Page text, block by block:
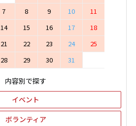
7 8 9 10
11
14 15 16 17
18
21 22 23 24
25
28 29 30 31
内容別で探す
イベント
ボランティア